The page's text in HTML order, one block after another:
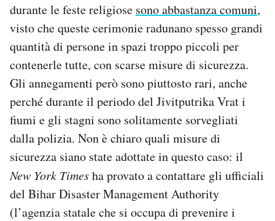
durante le feste religiose sono abbastanza comuni,
visto che queste cerimonie radunano spesso grandi
quantità di persone in spazi troppo piccoli per
contenerle tutte, con scarse misure di sicurezza.
Gli annegamenti però sono piuttosto rari, anche
perché durante il periodo del Jivitputrika Vrat i
fiumi e gli stagni sono solitamente sorvegliati
dalla polizia. Non è chiaro quali misure di
sicurezza siano state adottate in questo caso: il
New York Timesha provato a contattare gli ufficiali
del Bihar Disaster Management Authority
(l’agenzia statale che si occupa di prevenire i